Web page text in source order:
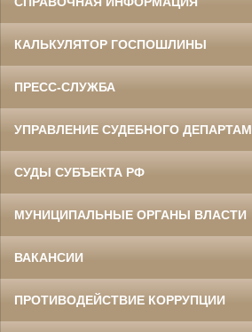
КАЛЬКУЛЯТОР ГОСПОШЛИНЫ
ПРЕСС-СЛУЖБА
УПРАВЛЕНИЕ СУДЕБНОГО
СУДЫ СУБЪЕКТА РФ
МУНИЦИПАЛЬНЫЕ ОРГАНЫ ВЛАСТИ
ВАКАНСИИ
ПРОТИВОДЕЙСТВИЕ КОРРУПЦИИ